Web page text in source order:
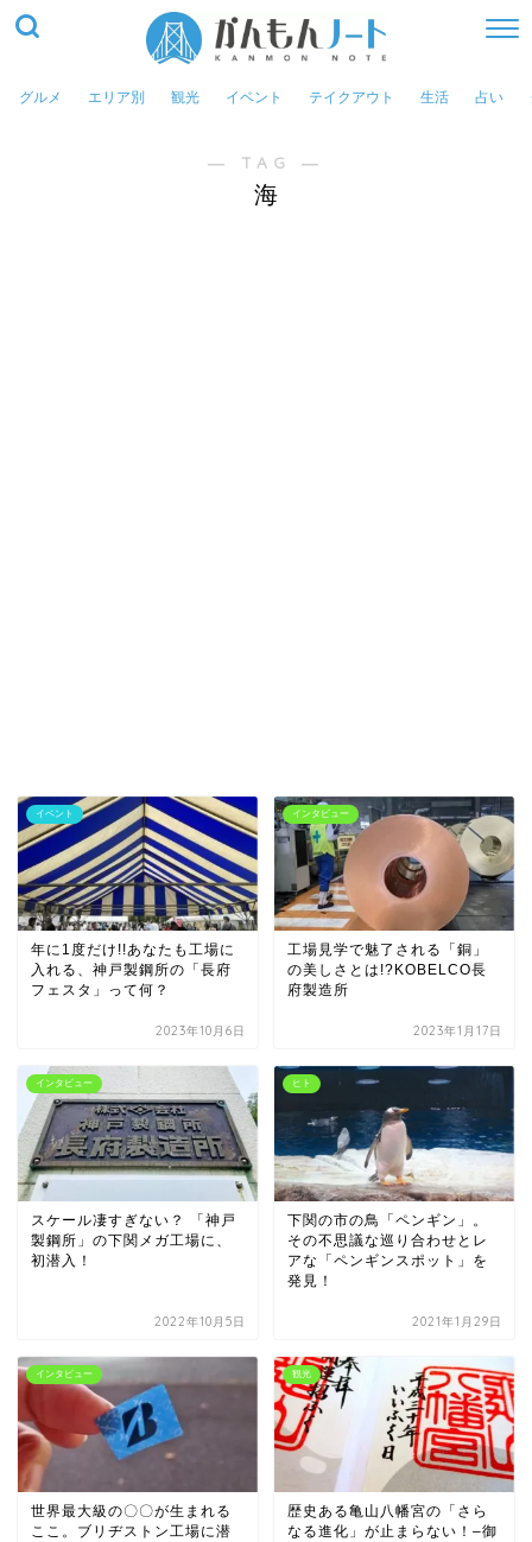
グルメ エリア別 観光 イベント テイクアウト 生活 占い
― TAG ―
海
イベント
年に1度だけ!!あなたも工場に
入れる、神戸製鋼所の「長府
フェスタ」って何？
2023年10月6日
インタビュー
工場見学で魅了される「銅」
の美しさとは!?KOBELCO長
府製造所
2023年1月17日
インタビュー
スケール凄すぎない？ 「神戸
製鋼所」の下関メガ工場に、
初潜入！
2022年10月5日
ヒト
下関の市の鳥「ペンギン」。
その不思議な巡り合わせとレ
アな「ペンギンスポット」を
発見！
2021年1月29日
インタビュー
世界最大級の〇〇が生まれる
ここ。ブリヂストン工場に潜
観光
歴史ある亀山八幡宮の「さら
なる進化」が止まらない！–御